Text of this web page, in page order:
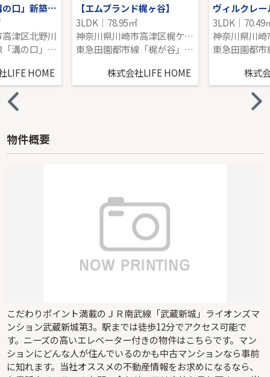
田園都市線「溝の口」新築分譲
津区北野川
東急田園都市線「溝の口」駅 バス6分 「橘出張所前」 停歩8分
LIFE HOME
【エムブランド梶ヶ谷】
3LDK｜78.95㎡
神奈川県川崎市高津区梶ケ谷２丁目
東急田園都市線「梶が谷」駅 徒歩9分
株式会社LIFE HOME
ヴィルクレ
3LDK｜70.49
株式
物件概要
こだわりポイント満載のＪＲ南武線「武蔵新城」ライオンズマ
ンション武蔵新城第3。駅までは徒歩12分でアクセス可能で
す。ニーズの高いエレベーター付きの物件はこちらです。マン
ションにどんな人が住んでいるのかも中古マンションなら事前
に知れます。当社オススメの不動産情報をお求めになるなら、